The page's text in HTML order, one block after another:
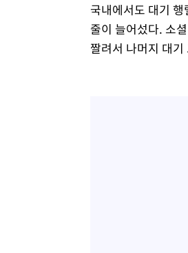
국내에서도 대기
줄이 늘어섰다. 소
짤려서 나머지 대